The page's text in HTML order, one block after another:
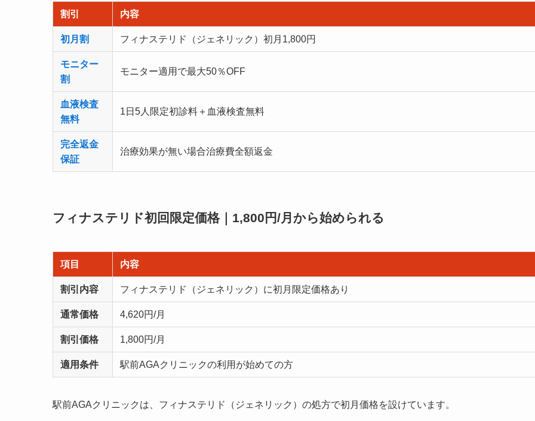
割引 内容
初月割 フィナステリド（ジェネリック）初月1,800円
モニター
割
モニター適用で最大50％OFF
血液検査
無料
1日5人限定初診料＋血液検査無料
完全返金
保証
治療効果が無い場合治療費全額返金
フィナステリド初回限定価格｜1,800円/月から始められる
項目 内容
割引内容 フィナステリド（ジェネリック）に初月限定価格あり
通常価格 4,620円/月
割引価格 1,800円/月
適用条件 駅前AGAクリニックの利用が始めての方
駅前AGAクリニックは、フィナステリド（ジェネリック）の処方で初月価格を設けています。